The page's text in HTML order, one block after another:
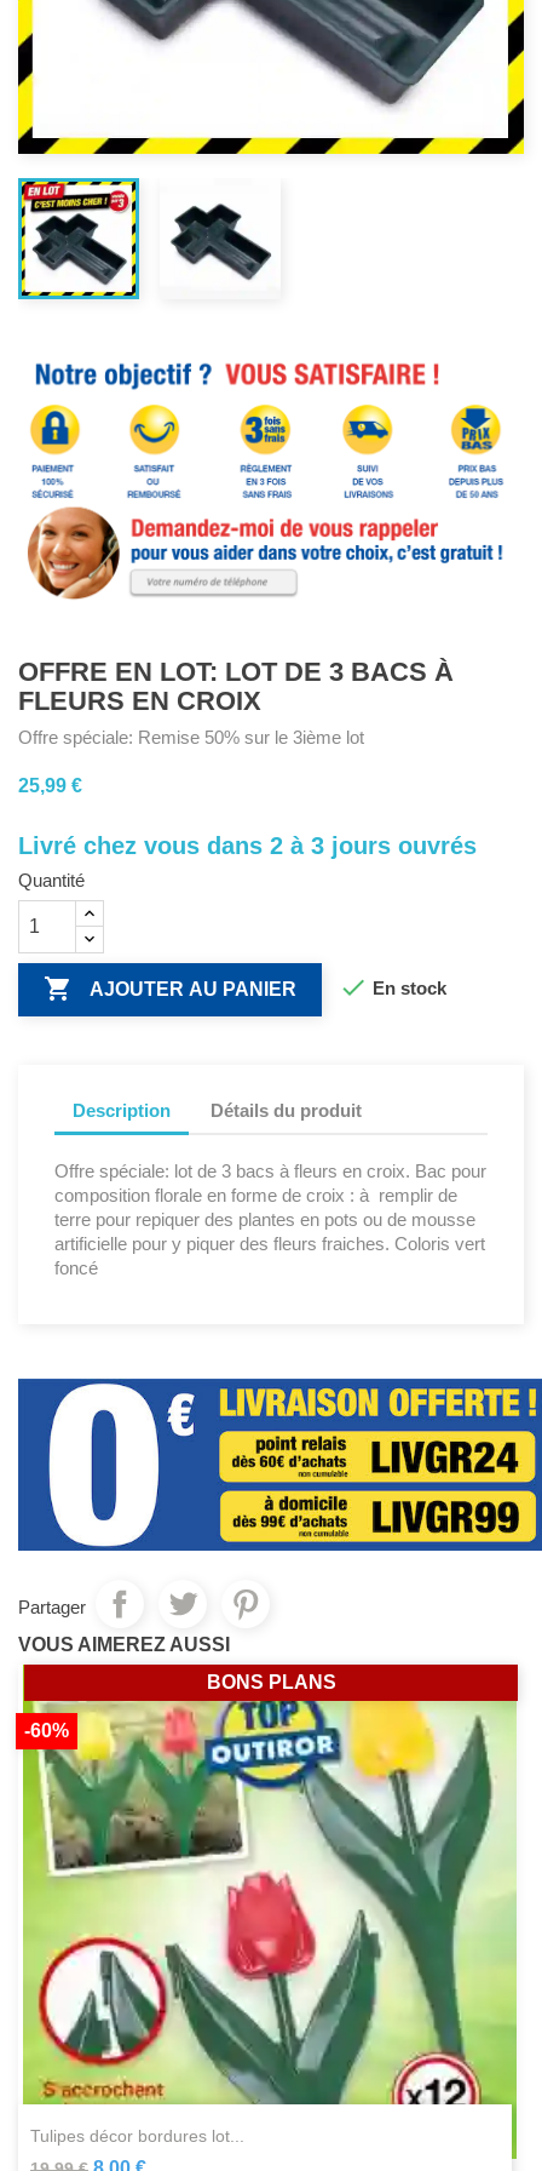
OFFRE EN LOT: LOT DE 3 BACS À
FLEURS EN CROIX
Offre spéciale: Remise 50% sur le 3ième lot
25,99 €
Livré chez vous dans 2 à 3 jours ouvrés
Quantité
 AJOUTER AU PANIER  En stock
Description Détails du produit
Offre spéciale: lot de 3 bacs à fleurs en croix. Bac pour
composition florale en forme de croix : à remplir de
terre pour repiquer des plantes en pots ou de mousse
artificielle pour y piquer des fleurs fraiches. Coloris vert
foncé
Partager
VOUS AIMEREZ AUSSI
tulipes décor bordures lot...
-60%
BONS PLANS